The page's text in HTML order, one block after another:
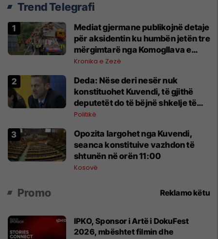
Trend Telegrafi
Mediat gjermane publikojnë detaje
për aksidentin ku humbën jetën tre
mërgimtarë nga Komogllava e
Ferizajt
Kronika e Zezë
Deda: Nëse deri nesër nuk
konstituohet Kuvendi, të gjithë
deputetët do të bëjnë shkelje të
rëndë kushtetuese
Politikë
Opozita largohet nga Kuvendi,
seanca konstituive vazhdon të
shtunën në orën 11:00
Kosovë
Promo Reklamo këtu
IPKO, Sponsor i Artë i DokuFest
2026, mbështet filmin dhe